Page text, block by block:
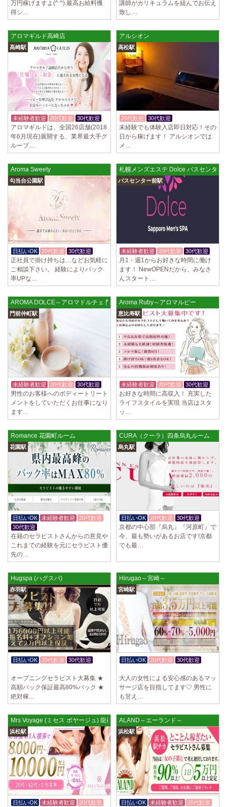
万円稼げますよ(^ ^) 最高お給料獲
得シ…
講師がカリキュラムを組んでお伝え
致し…
アロマギルド高崎店
高崎駅
未経験者歓迎 20代歓迎 30代歓迎
アロマギルドは、全国26店舗(2018
年6月現在)展開する、業界最大手グ
ループ…
アルシオン
高松駅
20代歓迎 30代歓迎
未経験でも体験入店即日対応！その
日から稼げます！ アルシオンでは
メ…
Aroma Sweety
勾当台公園駅
日払いOK 20代歓迎 30代歓迎
正社員で掛け持ちは…などお気軽に
ご相談下さい。 経験によりバック
率UPな…
札幌メンズエステ Dolce バスセンター
バスセンター前駅
未経験者歓迎 20代歓迎 30代歓迎
月1・週1からお好きな時間に働け
ます！ NewOPENだから、みなさ
んスタート…
AROMA DOLCE～アロマドルチェ 門前仲町店
門前仲町駅
未経験者歓迎 20代歓迎 30代歓迎
男性のお客様へのボディートリート
メントをしていただくお仕事になり
ます…
Aroma Ruby～アロマルビー
恵比寿駅
未経験者歓迎 20代歓迎 30代歓迎
お好きな時間に高収入！ 充実した
ライフスタイルを実現 当店はスタ
ッ…
Romance 花園町ルーム
花園駅
日払いOK 未経験者歓迎
20代歓迎
30代歓迎
在籍のセラピストさんからの意見や
これまでの経験を元にセラピスト優
先の…
CURA（クーラ）四条烏丸ルーム
烏丸駅
日払いOK 20代歓迎 30代歓迎
京都の中心部『烏丸』『河原町』で
今、最も勢いがあるお店です!京都
でも最…
Hugspa (ハグスパ)
赤羽駅
日払いOK 20代歓迎
30代歓迎
オープニングセラピスト大募集 ★
高額バック保証最高80%バック ★
絶対稼…
Hirugao～宮崎～
宮崎駅
日払いOK 20代歓迎
30代歓迎
大人の女性による安心感のあるマッ
サージ店を目指してます♡ 男性に
も甘え…
Mrs Voyage (ミセス ボヤージュ) 龍禅寺ルーム
浜松駅
日払いOK 未経験者歓迎 20代歓迎
ALAND～エーランド～
浜松駅
日払いOK 未経験者歓迎 20代歓迎